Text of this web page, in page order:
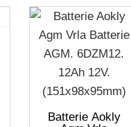
Batterie Aokly